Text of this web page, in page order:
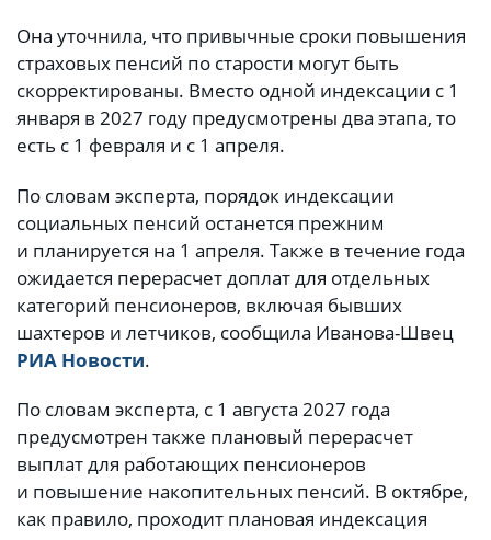
Она уточнила, что привычные сроки повышения
страховых пенсий по старости могут быть
скорректированы. Вместо одной индексации с 1
января в 2027 году предусмотрены два этапа, то
есть с 1 февраля и с 1 апреля.
По словам эксперта, порядок индексации
социальных пенсий останется прежним
и планируется на 1 апреля. Также в течение года
ожидается перерасчет доплат для отдельных
категорий пенсионеров, включая бывших
шахтеров и летчиков, сообщила Иванова-Швец
РИА Новости.
По словам эксперта, с 1 августа 2027 года
предусмотрен также плановый перерасчет
выплат для работающих пенсионеров
и повышение накопительных пенсий. В октябре,
как правило, проходит плановая индексация